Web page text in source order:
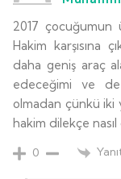
2017 çocuğumun
Hakim karşısına
daha geniş araç
edeceğimi ve
olmadan çünkü iki
hakim dilekçe
0